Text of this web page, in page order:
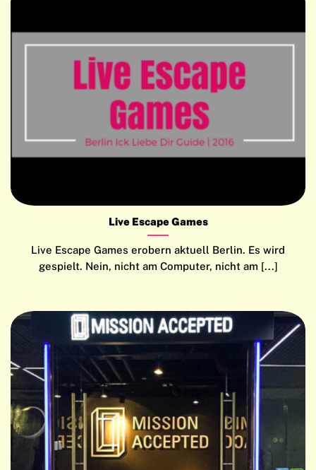
Live Escape Games
Live Escape Games erobern aktuell Berlin. Es wird
gespielt. Nein, nicht am Computer, nicht am [...]